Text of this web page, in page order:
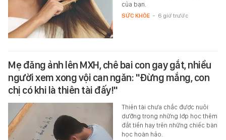
của bạn.
SỨC KHỎE - 6 giờ trước
Mẹ đăng ảnh lên MXH, chê bai con gay gắt, nhiều
người xem xong vội can ngăn: "Đừng mắng, con
chị có khi là thiên tài đấy!"
Thiên tài chưa chắc được nuôi
dưỡng trong những lớp học thêm
đắt tiền hay trên những chiếc bàn
học hoàn hảo.